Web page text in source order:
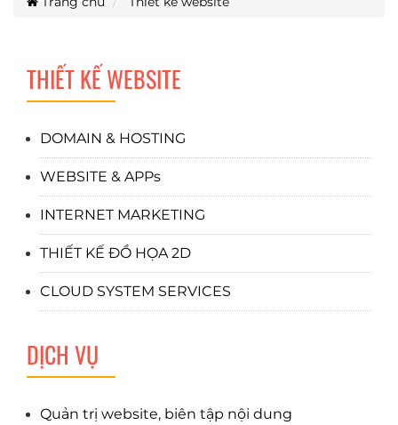
THIẾT KẾ WEBSITE
DOMAIN & HOSTING
WEBSITE & APPs
INTERNET MARKETING
THIẾT KẾ ĐỒ HỌA 2D
CLOUD SYSTEM SERVICES
DỊCH VỤ
Quản trị website, biên tập nội dung